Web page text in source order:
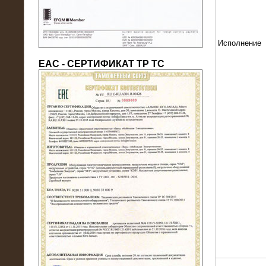
22.05.2016
Нагрузочный модуль в контейнере
10 МВт (0,4 кВ - напряжение)
ЕАС - СЕРТИФИКАТ ТР ТС
Исполнение